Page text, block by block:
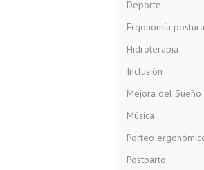
Deporte
Ergonomía
Hidroterapia
Inclusión
Mejora del Sueño
Música
Porteo
Postparto